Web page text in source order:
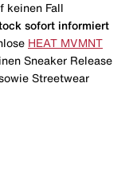
keinen Fall
sofort informiert
HEAT MVMNT
Sneaker Release
Streetwear